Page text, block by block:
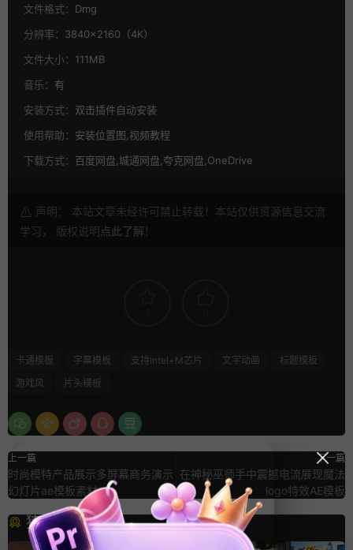
文件格式： Dmg
分辨率： 3840×2160（4K）
文件大小： 111MB
音乐： 有
安装方式： 双击插件自动安装
使用帮助： 安装位置图,视频教程
下载方式： 百度网盘,城通网盘,夸克网盘,OneDrive
声明： 本站文章未经许可禁止转载！本站仅供资源信息交流
学习， 版权说明点此了解 ！
卡通模板 字幕模板 支持Intel+M芯片 文字动画
标题模板
游戏风
片头模板
上一篇
时尚模特产品展示多屏幕商务演示
幻灯片ae模板素材
下一篇
在神秘巫师手中震撼电流展现魔法
logo特效AE模板
猜你喜欢